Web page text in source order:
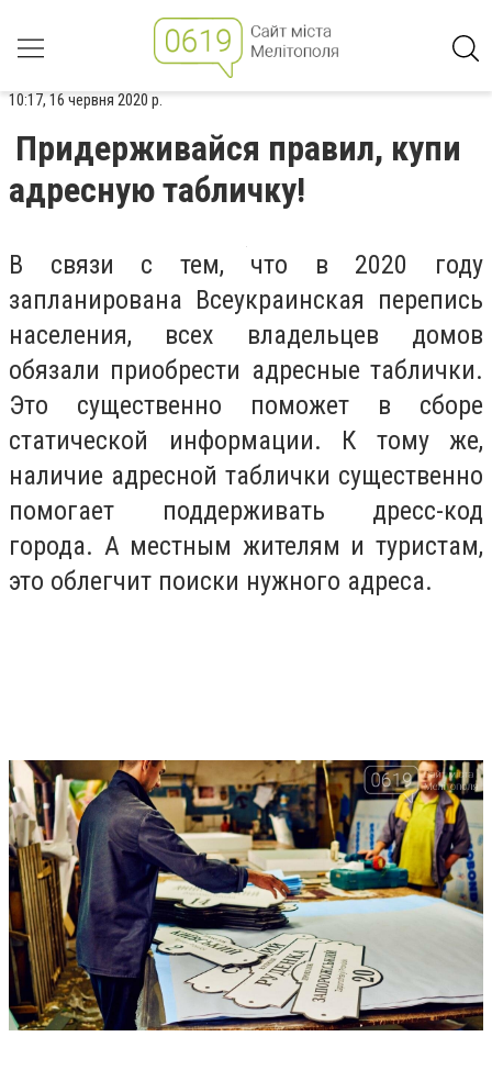
10:17, 16 червня 2020 р.
Придерживайся правил, купи
адресную табличку!
В связи с тем, что в 2020 году
запланирована Всеукраинская перепись
населения, всех владельцев домов
обязали приобрести адресные таблички.
Это существенно поможет в сборе
статической информации. К тому же,
наличие адресной таблички существенно
помогает поддерживать дресс-код
города. А местным жителям и туристам,
это облегчит поиски нужного адреса.